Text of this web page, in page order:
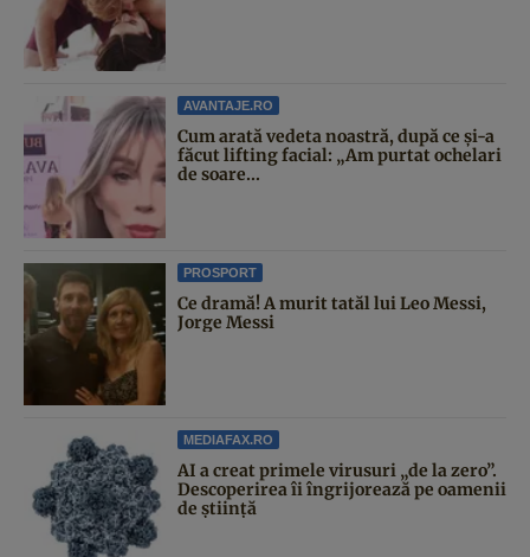
AVANTAJE.RO
Cum arată vedeta noastră, după ce și-a
făcut lifting facial: „Am purtat ochelari
de soare...
PROSPORT
Ce dramă! A murit tatăl lui Leo Messi,
Jorge Messi
MEDIAFAX.RO
AI a creat primele virusuri „de la zero”.
Descoperirea îi îngrijorează pe oamenii
de știință